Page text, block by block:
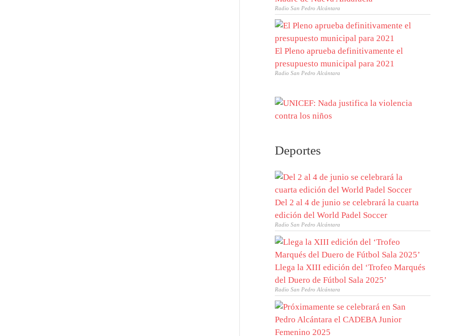
Radio San Pedro Alcántara
El Pleno aprueba definitivamente el
presupuesto municipal para 2021
Radio San Pedro Alcántara
Deportes
Del 2 al 4 de junio se celebrará la cuarta
edición del World Padel Soccer
Radio San Pedro Alcántara
Llega la XIII edición del ‘Trofeo Marqués
del Duero de Fútbol Sala 2025’
Radio San Pedro Alcántara